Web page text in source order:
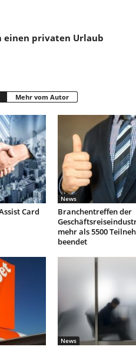
einen privaten Urlaub
Mehr vom Autor
Card
News
Branchentreffen der
mehr als 5500
beendet
News